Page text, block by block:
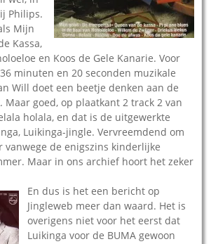
Philips.
Mijn
Kassa,
en Koos de Gele Kanarie. Voor
minuten en 20 seconden muzikale
Will doet een beetje denken aan de
Maar goed, op plaatkant 2 track 2 van
holala, en dat is de uitgewerkte
Luikinga-jingle. Vervreemdend om
vanwege de enigszins kinderlijke
Maar in ons archief hoort het zeker
En dus is het een bericht op
Jingleweb meer dan waard. Het is
overigens niet voor het eerst dat
Luikinga voor de BUMA gewoon